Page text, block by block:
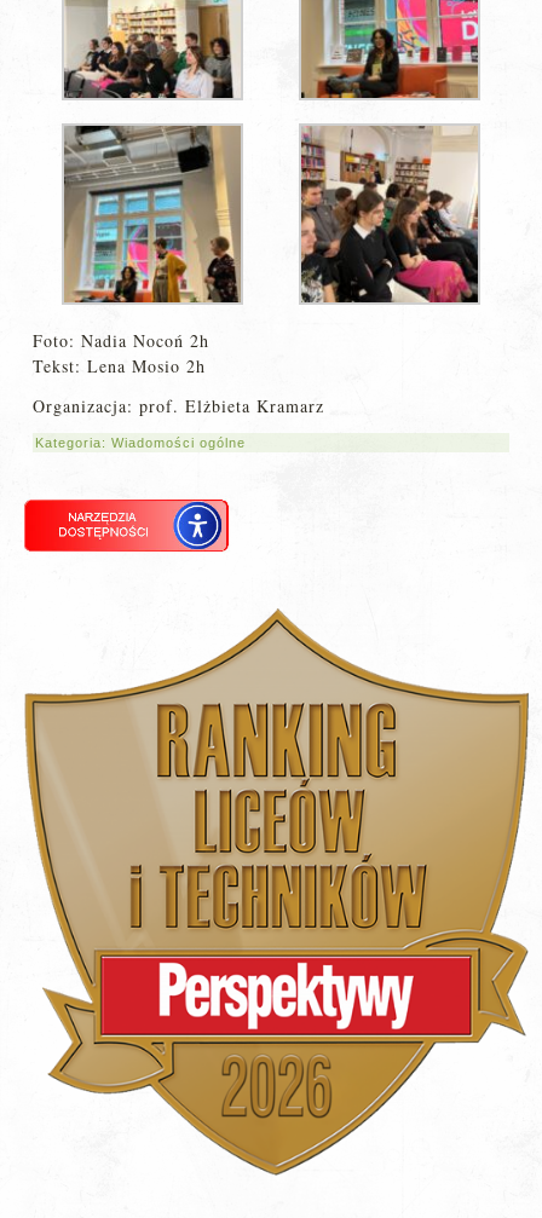
Foto: Nadia Nocoń 2h
Tekst: Lena Mosio 2h
Organizacja: prof. Elżbieta Kramarz
Kategoria:Wiadomości ogólne